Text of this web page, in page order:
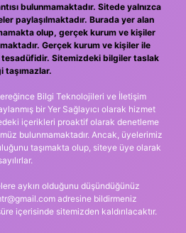
bulunmamaktadır. Sitede yalnızca
paylaşılmaktadır. Burada yer alan
olup, gerçek kurum ve kişiler
Gerçek kurum ve kişiler ile
Sitemizdeki bilgiler taslak
taşımazlar.
Bilgi Teknolojileri ve İletişim
bir Yer Sağlayıcı olarak hizmet
içerikleri proaktif olarak denetleme
bulunmamaktadır. Ancak, üyelerimiz
taşımakta olup, siteye üye olarak
aykırı olduğunu düşündüğünüz
adresine bildirmeniz
içerisinde sitemizden kaldırılacaktır.